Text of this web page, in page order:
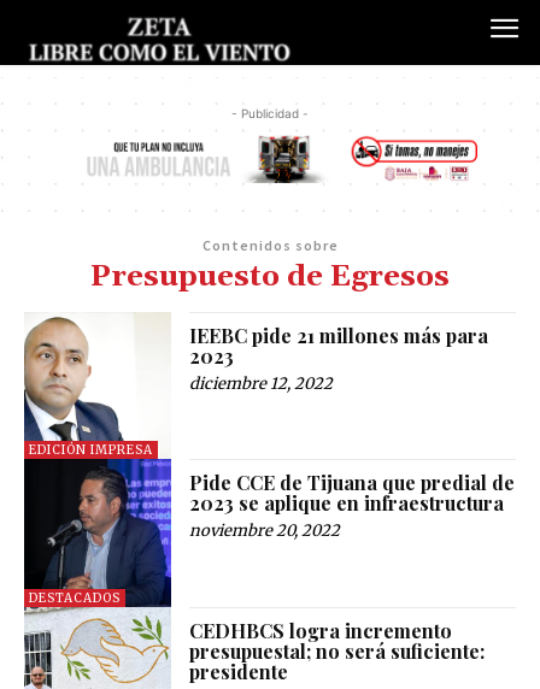
- Publicidad -
Contenidos sobre
Presupuesto de Egresos
EDICIÓN IMPRESA
IEEBC pide 21 millones más para
2023
diciembre 12, 2022
DESTACADOS
Pide CCE de Tijuana que predial de
2023 se aplique en infraestructura
noviembre 20, 2022
CEDHBCS logra incremento
presupuestal; no será suficiente:
presidente